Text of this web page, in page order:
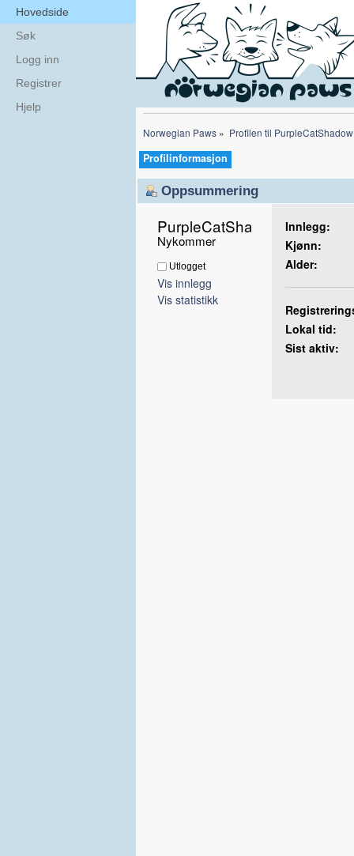
Hovedside
Søk
Logg inn
Registrer
Hjelp
Norwegian Paws » Profilen til PurpleCatShadow
Profilinformasjon
Oppsummering
Nykommer
Utlogget
Vis innlegg
Vis statistikk
Innlegg:
Kjønn:
Alder:
Lokal tid:
Sist aktiv: